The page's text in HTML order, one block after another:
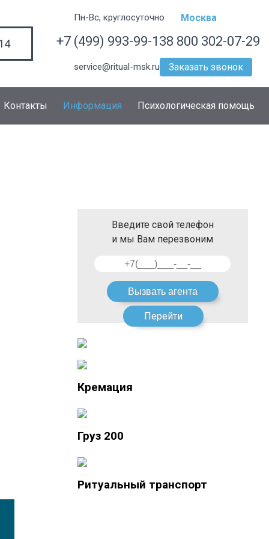
Пн-Вс, круглосуточно Москва
+7 (499) 993-99-138 800 302-07-29
service@ritual-msk.ru Заказать звонок
Контакты Информация Психологическая помощь
Введите свой телефон
и мы Вам перезвоним
Перейти
Кремация
Груз 200
Ритуальный транспорт